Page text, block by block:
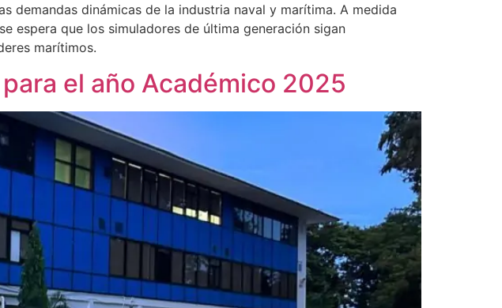
demandas dinámicas de la industria naval y marítima. A medida
espera que los simuladores de última generación sigan
marítimos.
el año Académico 2025